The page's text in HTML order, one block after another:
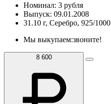
Номинал: 3 рубля
Выпуск: 09.01.2008
31.10 г, Серебро, 925/1000
Мы выкупаем:звоните!
8 600